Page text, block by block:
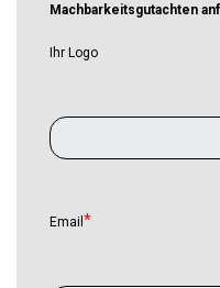
Machbarkeitsgutachten
Ihr Logo
Email